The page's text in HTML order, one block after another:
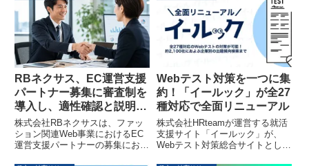
RBネクサス、EC運営支援
パートナー募集に審査制を
導入し、適性確認と説明体
制を強化
株式会社RBネクサスは、ファッ
ション関連Web事業におけるEC
運営支援パートナーの募集におい
Webテスト対策を一つに集
約！「イールック」が全27
種対応で全面リニューアル
株式会社HRteamが運営する就活
支援サイト「イールック」が、
Webテスト対策総合サイトとして